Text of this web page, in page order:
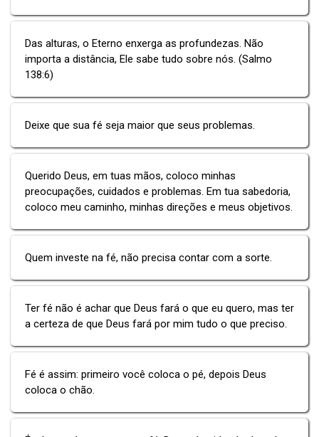
Das alturas, o Eterno enxerga as profundezas. Não
importa a distância, Ele sabe tudo sobre nós. (Salmo
138:6)
Deixe que sua fé seja maior que seus problemas.
Querido Deus, em tuas mãos, coloco minhas
preocupações, cuidados e problemas. Em tua sabedoria,
coloco meu caminho, minhas direções e meus objetivos.
Quem investe na fé, não precisa contar com a sorte.
Ter fé não é achar que Deus fará o que eu quero, mas ter
a certeza de que Deus fará por mim tudo o que preciso.
Fé é assim: primeiro você coloca o pé, depois Deus
coloca o chão.